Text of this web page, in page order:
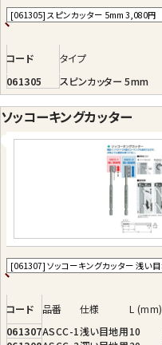
できます。
コード タイプ
061305
スピンカッター 5mm
ソッコーキングカッター
コード 品番 仕様 L (mm)
061307ASCC-1浅い目地用10